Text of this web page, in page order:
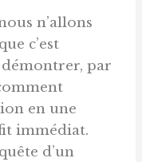
n’allons
c’est
démontrer, par
en une
immédiat.
d’un